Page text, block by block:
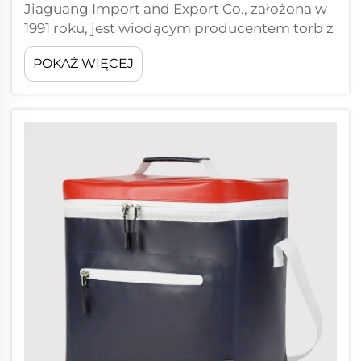
Jiaguang Import and Export Co., założona w
1991 roku, jest wiodącym producentem torb z
dużą liczbą doświadczonych pracowników.
Skupiając się na badaniach i rozwoju,
produkcji, sprzedaży oraz eksporterze,
Mieszkanie ma powierzchnię całkowitą
POKAŻ WIĘCEJ